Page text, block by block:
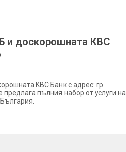
и доскорошната КBC
KBC Банк с адрес: гр.
пълния набор от услуги на